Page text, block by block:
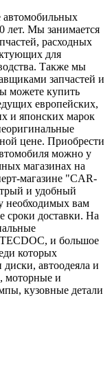
автомобильных
лет. Мы занимается
расходных
для
Также мы
запчастей и
можете купить
европейских,
и японских марок
цене. Приобрести
можно у
магазинах на
магазине "CAR-
и удобный
необходимых вам
сроки доставки. На
и большое
которых
автоодеяла и
моторные и
кузовные детали